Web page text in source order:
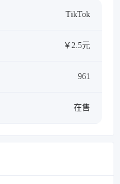
TikTok
￥2.5元
961
在售